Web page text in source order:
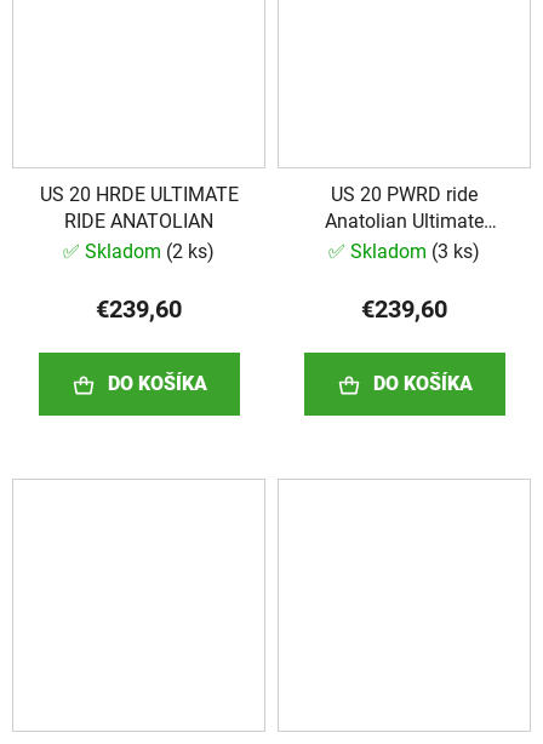
US 20 HRDE ULTIMATE
RIDE ANATOLIAN
✅ Skladom (2 ks)
€239,60
DO KOŠÍKA
US 20 PWRD ride
Anatolian Ultimate
Power 20"
✅ Skladom (3 ks)
€239,60
DO KOŠÍKA